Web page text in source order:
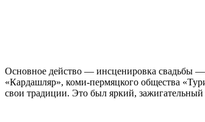
Основное действо — инсценировка свадьбы —
«Кардашляр», коми-пермяцкого общества
свои традиции. Это был яркий,